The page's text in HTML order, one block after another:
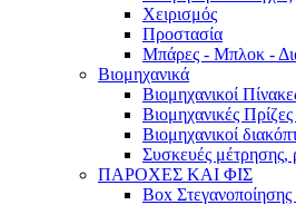
Χειρισμός
Προστασία
Μπάρες - Μπλοκ -
Βιομηχανικά
Βιομηχανικοί
Βιομηχανικές
Βιομηχανικοί
Συσκευές μέτρησης,
ΠΑΡΟΧΕΣ ΚΑΙ ΦΙΣ
Box